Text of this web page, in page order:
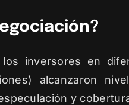
inversores en
alcanzaron
y